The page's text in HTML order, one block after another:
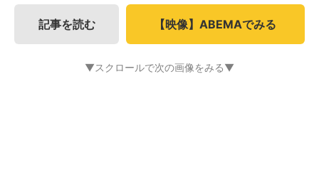
記事を読む 【映像】ABEMAでみる
▼スクロールで次の画像をみる▼